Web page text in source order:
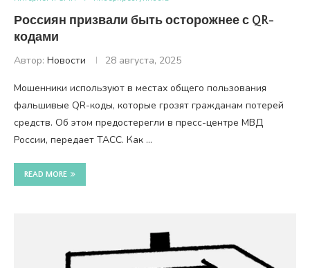
Россиян призвали быть осторожнее с QR-
кодами
Автор: Новости 28 августа, 2025
Мошенники используют в местах общего пользования
фальшивые QR-коды, которые грозят гражданам потерей
средств. Об этом предостерегли в пресс-центре МВД
России, передает ТАСС. Как …
READ MORE